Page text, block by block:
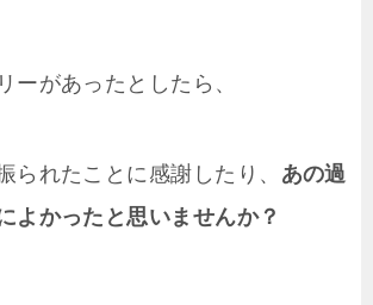
ーがあったとしたら、
られたことに感謝したり、 あの過
よかったと思いませんか？